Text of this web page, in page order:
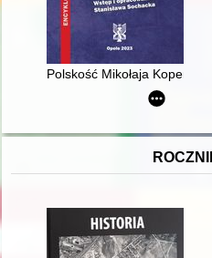
Polskość Mikołaja